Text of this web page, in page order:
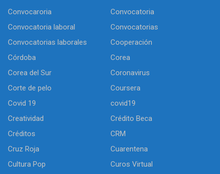
Convocaroria
Convocatoria
Convocatoria laboral
Convocatorias
Convocatorias laborales
Cooperación
Córdoba
Corea
Corea del Sur
Coronavirus
Corte de pelo
Coursera
Covid 19
covid19
Creatividad
Crédito Beca
Créditos
CRM
Cruz Roja
Cuarentena
Cultura Pop
Curos Virtual